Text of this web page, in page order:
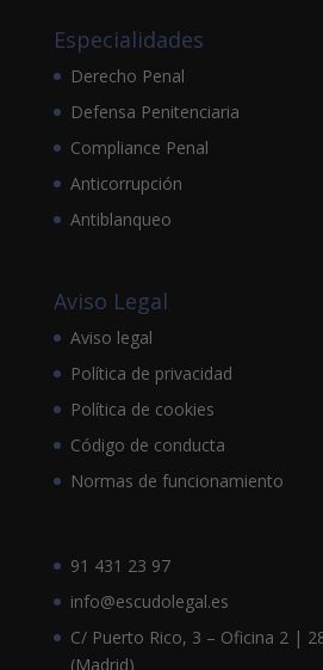
Especialidades
Derecho Penal
Defensa Penitenciaria
Compliance Penal
Anticorrupción
Antiblanqueo
Aviso Legal
Aviso legal
Política de privacidad
Política de cookies
Código de conducta
Normas de funcionamiento
91 431 23 97
info@escudolegal.es
C/ Puerto Rico, 3 – Oficina 2 |
(Madrid)